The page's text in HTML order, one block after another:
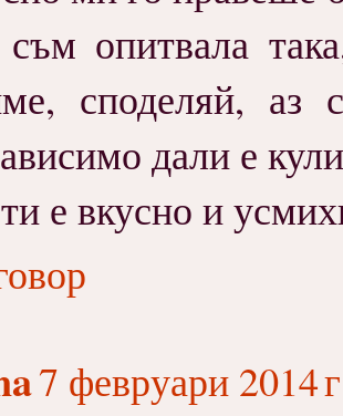
опитвала
споделяй, аз
дали е
е вкусно и
7 февруари 2014